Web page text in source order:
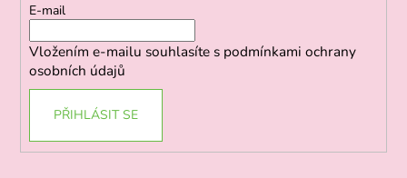
E-mail
Vložením e-mailu souhlasíte s podmínkami ochrany
osobních údajů
PŘIHLÁSIT SE